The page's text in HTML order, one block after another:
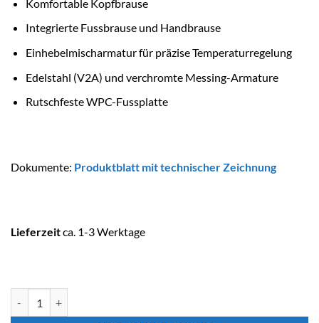
Komfortable Kopfbrause
Integrierte Fussbrause und Handbrause
Einhebelmischarmatur für präzise Temperaturregelung
Edelstahl (V2A) und verchromte Messing-Armature
Rutschfeste WPC-Fussplatte
Dokumente: Produktblatt mit technischer Zeichnung
Lieferzeitca. 1-3 Werktage